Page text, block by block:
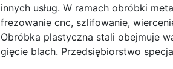
innych usług. W ramach obróbki
frezowanie cnc, szlifowanie,
Obróbka plastyczna stali obejmuje
gięcie blach. Przedsiębiorstwo